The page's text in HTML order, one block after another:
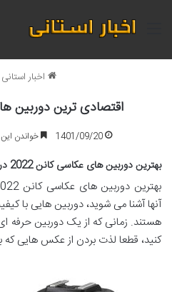
منو
اخبار استانی
اقتصادی ترین دوربین
1401/09/20 خواندن این مطلب 7
بهترین دوربین های عکاسی کانن 2022 در یک نگاه
آنها آشنا می شوید، دوربین هایی با
هستند. زمانی که از یک دوربین حرفه
کنید، قطعا لذت بردن از عکس هایی که